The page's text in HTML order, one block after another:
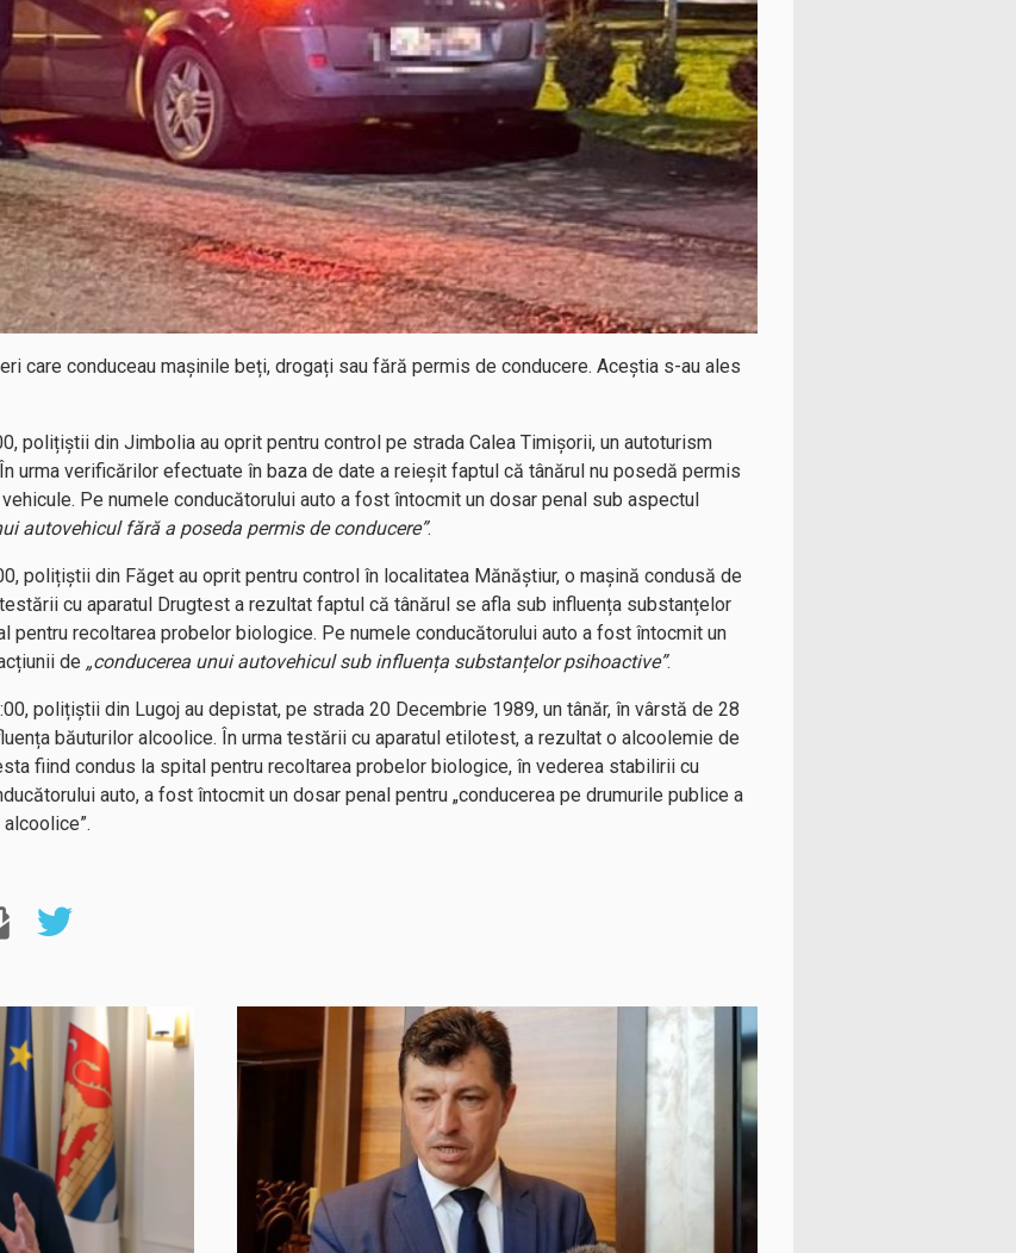
care conduceau mașinile beți, drogați sau fără permis de conducere. Aceștia s-au ales
polițiștii din Jimbolia au oprit pentru control pe strada Calea Timișorii, un autoturism
urma verificărilor efectuate în baza de date a reieșit faptul că tânărul nu posedă permis
Pe numele conducătorului auto a fost întocmit un dosar penal sub aspectul
autovehicul fără a poseda permis de conducere”.
polițiștii din Făget au oprit pentru control în localitatea Mănăștiur, o mașină condusă de
cu aparatul Drugtest a rezultat faptul că tânărul se afla sub influența substanțelor
pentru recoltarea probelor biologice. Pe numele conducătorului auto a fost întocmit un
de „conducerea unui autovehicul sub influența substanțelor psihoactive”.
polițiștii din Lugoj au depistat, pe strada 20 Decembrie 1989, un tânăr, în vârstă de 28
băuturilor alcoolice. În urma testării cu aparatul etilotest, a rezultat o alcoolemie de
fiind condus la spital pentru recoltarea probelor biologice, în vederea stabilirii cu
auto, a fost întocmit un dosar penal pentru „conducerea pe drumurile publice a